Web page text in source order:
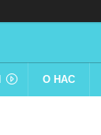
О НАС